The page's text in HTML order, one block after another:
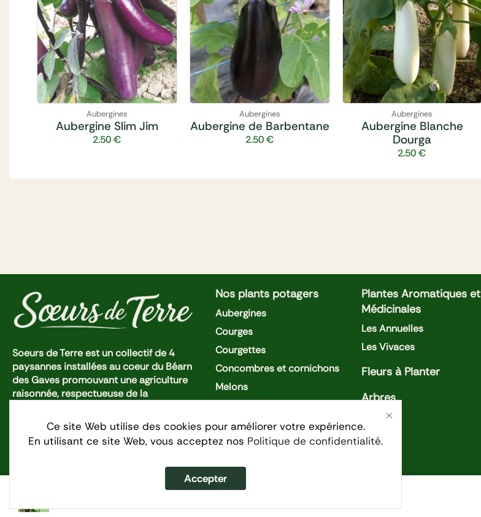
Aubergines
Aubergine Slim Jim
2.50€
Aubergines
Aubergine de Barbentane
2.50€
Aubergines
Aubergine Blanche
Dourga
2.50€
Ce site Web utilise des cookies pour améliorer votre expérience.
En utilisant ce site Web, vous acceptez nos Politique de confidentialité.
Accepter
Soeurs de Terre est un collectif de 4
paysannes installées au coeur du Béarn
des Gaves promouvant une agriculture
raisonnée, respectueuse de la
de coopération.
Nos plants potagers
Aubergines
Courges
Courgettes
Concombres et cornichons
Melons
Pastèques
Tomates Cerises
Plantes Aromatiques et
Médicinales
Les Annuelles
Les Vivaces
Fleurs à Planter
Arbres